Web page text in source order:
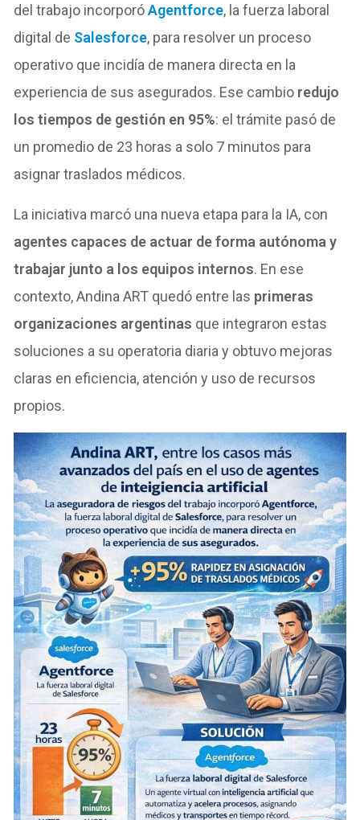
del trabajo incorporóAgentforce, la fuerza laboral
digital de Salesforce, para resolver un proceso
operativo que incidía de manera directa en la
experiencia de sus asegurados. Ese cambio redujo
los tiempos de gestión en 95%: el trámite pasó de
un promedio de 23 horas a solo 7 minutos para
asignar traslados médicos.
La iniciativa marcó una nueva etapa para la IA, con
agentes capaces de actuar de forma autónoma y
trabajar junto a los equipos internos. En ese
contexto, Andina ART quedó entre las primeras
organizaciones argentinas que integraron estas
soluciones a su operatoria diaria y obtuvo mejoras
claras en eficiencia, atención y uso de recursos
propios.